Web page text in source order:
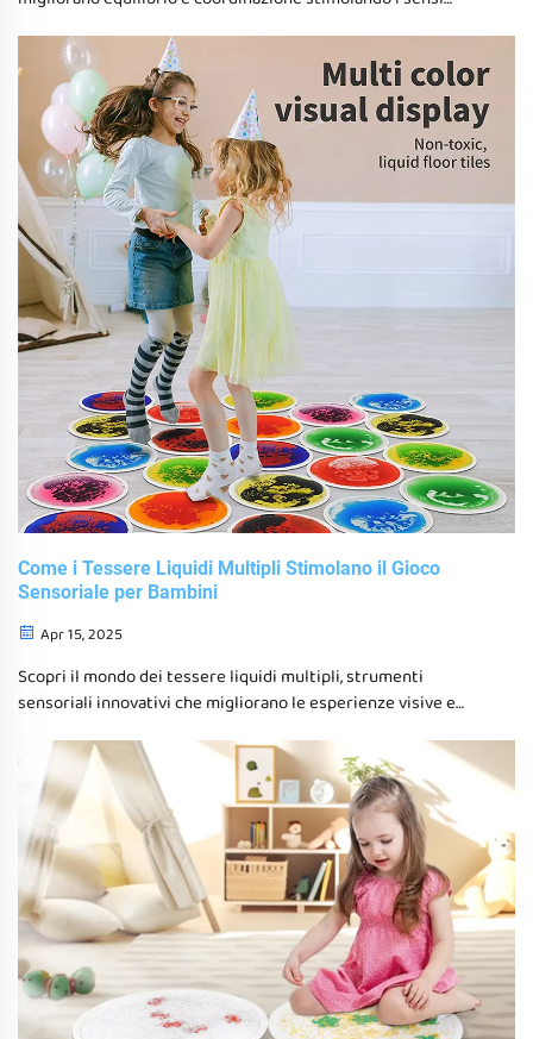
nell'integrazione sensoriale. Esplora le applicazioni
terapeutiche e i consigli di manutenzione per queste
innovative piastrelle.
Come i Tessere Liquidi Multipli Stimolano il Gioco
Sensoriale per Bambini
Apr 15, 2025
Scopri il mondo dei tessere liquidi multipli, strumenti
sensoriali innovativi che migliorano le esperienze visive e
supportano i bambini con disturbi del processing sensoriale.
Esplora i loro benefici terapeutici, la versatilità e le
caratteristiche di sicurezza negli ambienti di gioco sensoriale.